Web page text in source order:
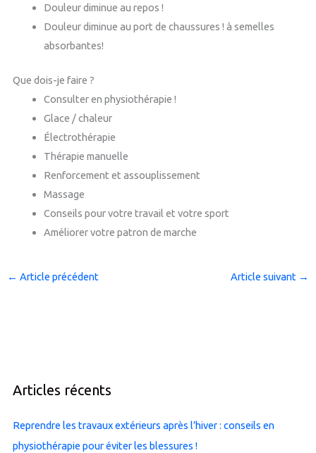
Douleur diminue au repos !
Douleur diminue au port de chaussures ! à semelles
absorbantes!
Que dois-je faire ?
Consulter en physiothérapie !
Glace / chaleur
Électrothérapie
Thérapie manuelle
Renforcement et assouplissement
Massage
Conseils pour votre travail et votre sport
Améliorer votre patron de marche
← Article précédent Article suivant →
Articles récents
Reprendre les travaux extérieurs après l’hiver : conseils en
physiothérapie pour éviter les blessures !